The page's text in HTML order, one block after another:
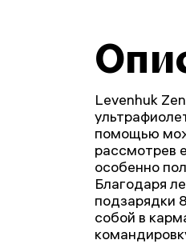
Levenhuk
помощью
рассмотрев
особенно
Благодаря
подзарядки
собой в